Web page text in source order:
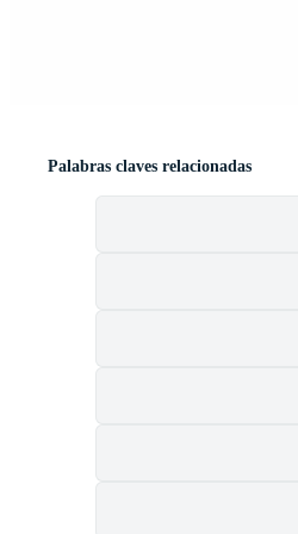
Palabras claves relacionadas